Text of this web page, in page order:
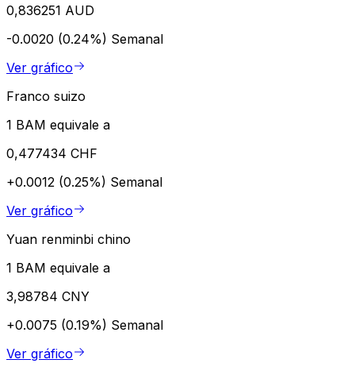
0,836251 AUD
-0.0020 (0.24%) Semanal
Ver gráfico
Franco suizo
1 BAM equivale a
0,477434 CHF
+0.0012 (0.25%) Semanal
Ver gráfico
Yuan renminbi chino
1 BAM equivale a
3,98784 CNY
+0.0075 (0.19%) Semanal
Ver gráfico